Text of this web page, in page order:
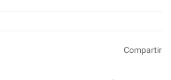
Compartir